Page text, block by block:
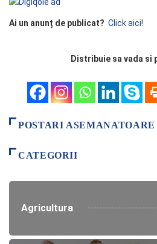
Ai un anunț de publicat? Click aici!
Distribuie sa vada si
POSTARI ASEMANATOARE
CATEGORII
Agricultura